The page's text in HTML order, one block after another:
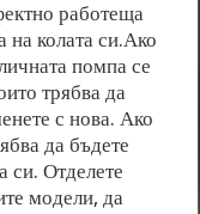
работеща
на колата си.Ако
помпа се
трябва да
с нова. Ако
да бъдете
си. Отделете
модели, да